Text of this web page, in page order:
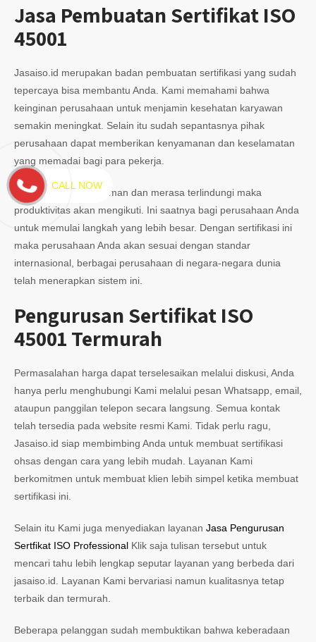
Jasa Pembuatan Sertifikat ISO
45001
Jasaiso.id merupakan badan pembuatan sertifikasi yang sudah
tepercaya bisa membantu Anda. Kami memahami bahwa
keinginan perusahaan untuk menjamin kesehatan karyawan
semakin meningkat. Selain itu sudah sepantasnya pihak
perusahaan dapat memberikan kenyamanan dan keselamatan
yang memadai bagi para pekerja.
Semakin mereka nyaman dan merasa terlindungi maka
produktivitas akan mengikuti. Ini saatnya bagi perusahaan Anda
untuk memulai langkah yang lebih besar. Dengan sertifikasi ini
maka perusahaan Anda akan sesuai dengan standar
internasional, berbagai perusahaan di negara-negara dunia
telah menerapkan sistem ini.
Pengurusan Sertifikat ISO
45001 Termurah
Permasalahan harga dapat terselesaikan melalui diskusi, Anda
hanya perlu menghubungi Kami melalui pesan Whatsapp, email,
ataupun panggilan telepon secara langsung. Semua kontak
telah tersedia pada website resmi Kami. Tidak perlu ragu,
Jasaiso.id siap membimbing Anda untuk membuat sertifikasi
ohsas dengan cara yang lebih mudah. Layanan Kami
berkomitmen untuk membuat klien lebih simpel ketika membuat
sertifikasi ini.
Selain itu Kami juga menyediakan layanan Jasa Pengurusan
Sertfikat ISO Professional Klik saja tulisan tersebut untuk
mencari tahu lebih lengkap seputar layanan yang berbeda dari
jasaiso.id. Layanan Kami bervariasi namun kualitasnya tetap
terbaik dan termurah.
Beberapa pelanggan sudah membuktikan bahwa keberadaan
CALL NOW